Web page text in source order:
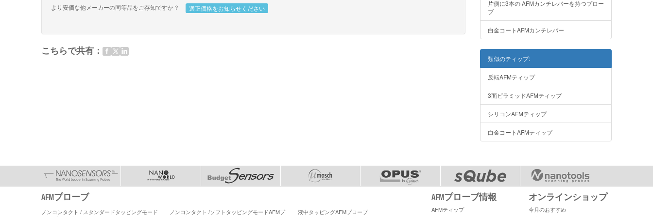
より安価な他メーカーの同等品をご存知ですか？ 適正価格をお知らせください
こちらで共有：
片側に3本の AFMカンチレバーを持つプロー
ブ
白金コートAFMカンチレバー
類似のティップ:
反転AFMティップ
3面ピラミッドAFMティップ
シリコンAFMティップ
白金コートAFMティップ
AFMプローブ
ノンコンタクト / スタンダードタッピングモード
ノンコンタクト /ソフトタッピングモードAFMプ
液中タッピングAFMプローブ
AFMプローブ情報
AFMティップ
オンラインショップ
今月のおすすめ